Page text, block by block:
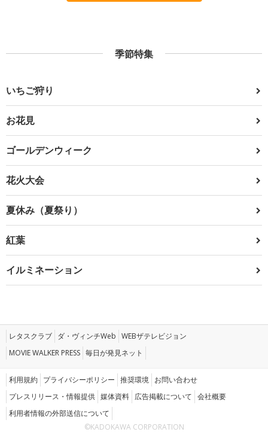
季節特集
いちご狩り
お花見
ゴールデンウィーク
花火大会
夏休み（夏祭り）
紅葉
イルミネーション
レタスクラブ ダ・ヴィンチWeb WEBザテレビジョン
MOVIE WALKER PRESS 毎日が発見ネット
利用規約 プライバシーポリシー 推奨環境 お問い合わせ
プレスリリース・情報提供 媒体資料 広告掲載について 会社概要
利用者情報の外部送信について
©KADOKAWA CORPORATION